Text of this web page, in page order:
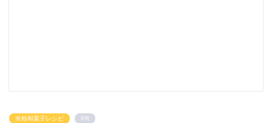
米粉和菓子レシピ PR